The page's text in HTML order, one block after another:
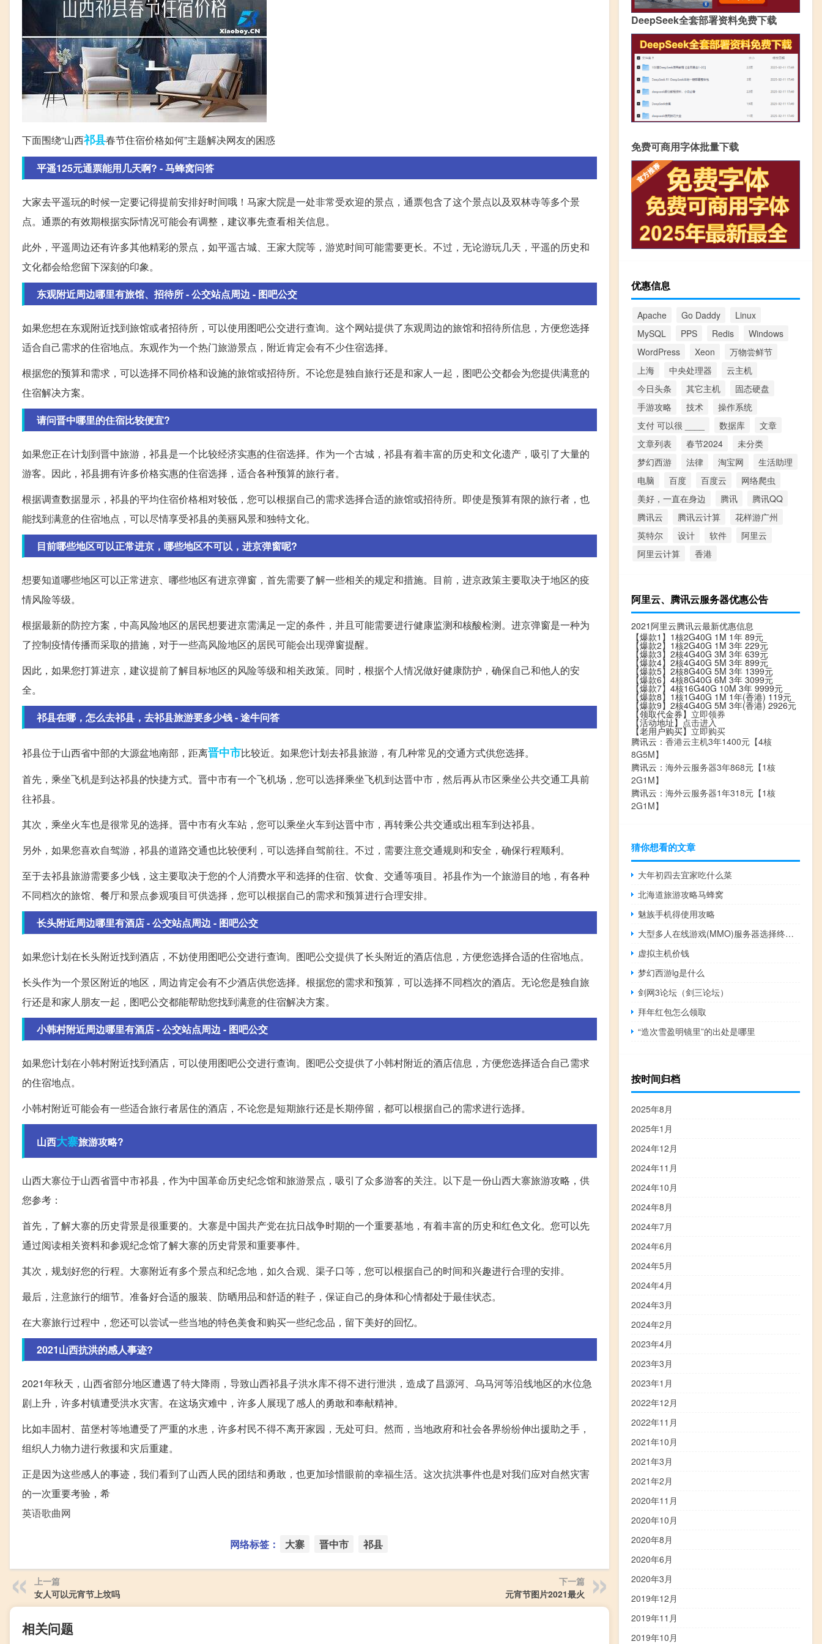
下面围绕“山西祁县春节住宿价格如何”主题解决网友的困惑
平遥125元通票能用几天啊? - 马蜂窝问答
大家去平遥玩的时候一定要记得提前安排好时间哦！马家大院是一处非常受欢迎的景点，通票包含了这个景点以及双林寺等多个景
点。通票的有效期根据实际情况可能会有调整，建议事先查看相关信息。
此外，平遥周边还有许多其他精彩的景点，如平遥古城、王家大院等，游览时间可能需要更长。不过，无论游玩几天，平遥的历史和
文化都会给您留下深刻的印象。
东观附近周边哪里有旅馆、招待所 - 公交站点周边 - 图吧公交
如果您想在东观附近找到旅馆或者招待所，可以使用图吧公交进行查询。这个网站提供了东观周边的旅馆和招待所信息，方便您选择
适合自己需求的住宿地点。东观作为一个热门旅游景点，附近肯定会有不少住宿选择。
根据您的预算和需求，可以选择不同价格和设施的旅馆或招待所。不论您是独自旅行还是和家人一起，图吧公交都会为您提供满意的
住宿解决方案。
请问晋中哪里的住宿比较便宜?
如果您正在计划到晋中旅游，祁县是一个比较经济实惠的住宿选择。作为一个古城，祁县有着丰富的历史和文化遗产，吸引了大量的
游客。因此，祁县拥有许多价格实惠的住宿选择，适合各种预算的旅行者。
根据调查数据显示，祁县的平均住宿价格相对较低，您可以根据自己的需求选择合适的旅馆或招待所。即使是预算有限的旅行者，也
能找到满意的住宿地点，可以尽情享受祁县的美丽风景和独特文化。
目前哪些地区可以正常进京，哪些地区不可以，进京弹窗呢?
想要知道哪些地区可以正常进京、哪些地区有进京弹窗，首先需要了解一些相关的规定和措施。目前，进京政策主要取决于地区的疫
情风险等级。
根据最新的防控方案，中高风险地区的居民想要进京需满足一定的条件，并且可能需要进行健康监测和核酸检测。进京弹窗是一种为
了控制疫情传播而采取的措施，对于一些高风险地区的居民可能会出现弹窗提醒。
因此，如果您打算进京，建议提前了解目标地区的风险等级和相关政策。同时，根据个人情况做好健康防护，确保自己和他人的安
全。
祁县在哪，怎么去祁县，去祁县旅游要多少钱 - 途牛问答
祁县位于山西省中部的大源盆地南部，距离晋中市比较近。如果您计划去祁县旅游，有几种常见的交通方式供您选择。
首先，乘坐飞机是到达祁县的快捷方式。晋中市有一个飞机场，您可以选择乘坐飞机到达晋中市，然后再从市区乘坐公共交通工具前
往祁县。
其次，乘坐火车也是很常见的选择。晋中市有火车站，您可以乘坐火车到达晋中市，再转乘公共交通或出租车到达祁县。
另外，如果您喜欢自驾游，祁县的道路交通也比较便利，可以选择自驾前往。不过，需要注意交通规则和安全，确保行程顺利。
至于去祁县旅游需要多少钱，这主要取决于您的个人消费水平和选择的住宿、饮食、交通等项目。祁县作为一个旅游目的地，有各种
不同档次的旅馆、餐厅和景点参观项目可供选择，您可以根据自己的需求和预算进行合理安排。
长头附近周边哪里有酒店 - 公交站点周边 - 图吧公交
如果您计划在长头附近找到酒店，不妨使用图吧公交进行查询。图吧公交提供了长头附近的酒店信息，方便您选择合适的住宿地点。
长头作为一个景区附近的地区，周边肯定会有不少酒店供您选择。根据您的需求和预算，可以选择不同档次的酒店。无论您是独自旅
行还是和家人朋友一起，图吧公交都能帮助您找到满意的住宿解决方案。
小韩村附近周边哪里有酒店 - 公交站点周边 - 图吧公交
如果您计划在小韩村附近找到酒店，可以使用图吧公交进行查询。图吧公交提供了小韩村附近的酒店信息，方便您选择适合自己需求
的住宿地点。
小韩村附近可能会有一些适合旅行者居住的酒店，不论您是短期旅行还是长期停留，都可以根据自己的需求进行选择。
山西大寨旅游攻略?
山西大寨位于山西省晋中市祁县，作为中国革命历史纪念馆和旅游景点，吸引了众多游客的关注。以下是一份山西大寨旅游攻略，供
您参考：
首先，了解大寨的历史背景是很重要的。大寨是中国共产党在抗日战争时期的一个重要基地，有着丰富的历史和红色文化。您可以先
通过阅读相关资料和参观纪念馆了解大寨的历史背景和重要事件。
其次，规划好您的行程。大寨附近有多个景点和纪念地，如久合观、渠子口等，您可以根据自己的时间和兴趣进行合理的安排。
最后，注意旅行的细节。准备好合适的服装、防晒用品和舒适的鞋子，保证自己的身体和心情都处于最佳状态。
在大寨旅行过程中，您还可以尝试一些当地的特色美食和购买一些纪念品，留下美好的回忆。
2021山西抗洪的感人事迹?
2021年秋天，山西省部分地区遭遇了特大降雨，导致山西祁县子洪水库不得不进行泄洪，造成了昌源河、乌马河等沿线地区的水位急
剧上升，许多村镇遭受洪水灾害。在这场灾难中，许多人展现了感人的勇敢和奉献精神。
比如丰固村、苗堡村等地遭受了严重的水患，许多村民不得不离开家园，无处可归。然而，当地政府和社会各界纷纷伸出援助之手，
组织人力物力进行救援和灾后重建。
正是因为这些感人的事迹，我们看到了山西人民的团结和勇敢，也更加珍惜眼前的幸福生活。这次抗洪事件也是对我们应对自然灾害
的一次重要考验，希
英语歌曲网
网络标签： 大寨 晋中市 祁县
上一篇
女人可以元宵节上坟吗
下一篇
元宵节图片2021最火
相关问题
DeepSeek全套部署资料免费下载
免费可商用字体批量下载
优惠信息
Apache Go Daddy
Linux
MySQL
PPS Redis
Windows
WordPress
Xeon
万物尝鲜节
上海
中央处理器
云主机
今日头条
其它主机
固态硬盘
手游攻略
技术
操作系统
支付 可以很 ____
数据库
文章
文章列表
春节2024
未分类
梦幻西游
法律 淘宝网
生活助理
电脑
百度 百度云
网络爬虫
美好，一直在身边
腾讯
腾讯QQ
腾讯云
腾讯云计算
花样游广州
英特尔
设计 软件
阿里云
阿里云计算
香港
阿里云、腾讯云服务器优惠公告
2021阿里云腾讯云最新优惠信息
【爆款1】1核2G40G 1M 1年 89元
【爆款2】1核2G40G 1M 3年 229元
【爆款3】2核4G40G 3M 3年 639元
【爆款4】2核4G40G 5M 3年 899元
【爆款5】2核8G40G 5M 3年 1399元
【爆款6】4核8G40G 6M 3年 3099元
【爆款7】4核16G40G 10M 3年 9999元
【爆款8】1核1G40G 1M 1年(香港) 119元
【爆款9】2核4G40G 5M 3年(香港) 2926元
【领取代金券】 立即领券
【活动地址】 点击进入
【老用户购买】立即购买
腾讯云： 香港云主机3年1400元【4核
8G5M】
腾讯云： 海外云服务器3年868元【1核
2G1M】
腾讯云： 海外云服务器1年318元【1核
2G1M】
猜你想看的文章
大年初四去宜家吃什么菜
北海道旅游攻略马蜂窝
魅族手机得使用攻略
大型多人在线游戏(MMO)服务器选择终极指南
虚拟主机价钱
梦幻西游lg是什么
剑网3论坛（剑三论坛）
拜年红包怎么领取
“造次雪盈明镜里”的出处是哪里
按时间归档
2025年8月
2025年1月
2024年12月
2024年11月
2024年10月
2024年8月
2024年7月
2024年6月
2024年5月
2024年4月
2024年3月
2024年2月
2023年4月
2023年3月
2023年1月
2022年12月
2022年11月
2021年10月
2021年3月
2021年2月
2020年11月
2020年10月
2020年8月
2020年6月
2020年3月
2019年12月
2019年11月
2019年10月